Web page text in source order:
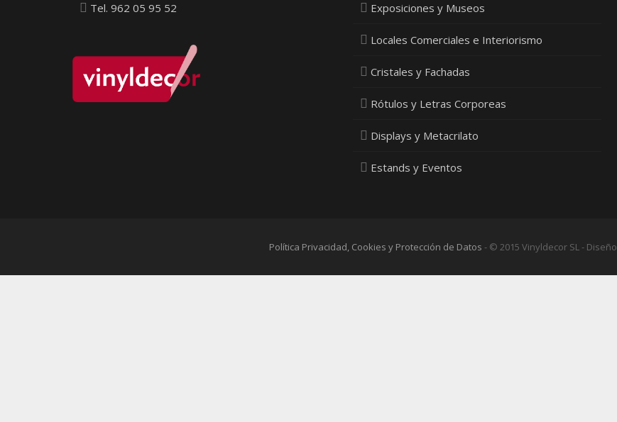
Tel. 962 05 95 52 Exposiciones y Museos
Locales Comerciales e Interiorismo
Cristales y Fachadas
Rótulos y Letras Corporeas
Displays y Metacrilato
Estands y Eventos
Política Privacidad, Cookies y Protección de Datos - © 2015 Vinyldecor SL - Diseño